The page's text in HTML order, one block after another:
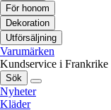
För honom
Dekoration
Utförsäljning
Varumärken
Kundservice i Frankrike
Sök
Nyheter
Kläder